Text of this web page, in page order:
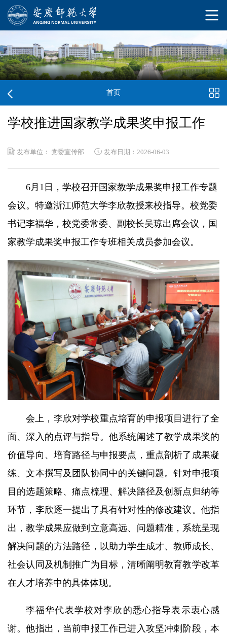
首页
学校推进国家教学成果奖申报工作
发布单位： 党委宣传部 发布日期：2026-06-03
6月1日，学校召开国家教学成果奖申报工作专题
会议。特邀浙江师范大学李欣教授来校指导。校党委
书记李福华，校党委常委、副校长吴琼出席会议，国
家教学成果奖申报工作专班相关成员参加会议。
会上，李欣对学校重点培育的申报项目进行了全
面、深入的点评与指导。他系统阐述了教学成果奖的
价值导向、培育路径与申报要点，重点剖析了成果凝
练、文本撰写及团队协同中的关键问题。针对申报项
目的选题策略、痛点梳理、解决路径及创新点归纳等
环节，李欣逐一提出了具有针对性的修改建议。他指
出，教学成果应做到立意高远、问题精准，系统呈现
解决问题的方法路径，以助力学生成才、教师成长、
社会认同及机制推广为目标，清晰阐明教育教学改革
在人才培养中的具体体现。
李福华代表学校对李欣的悉心指导表示衷心感
谢。他指出，当前申报工作已进入攻坚冲刺阶段，本